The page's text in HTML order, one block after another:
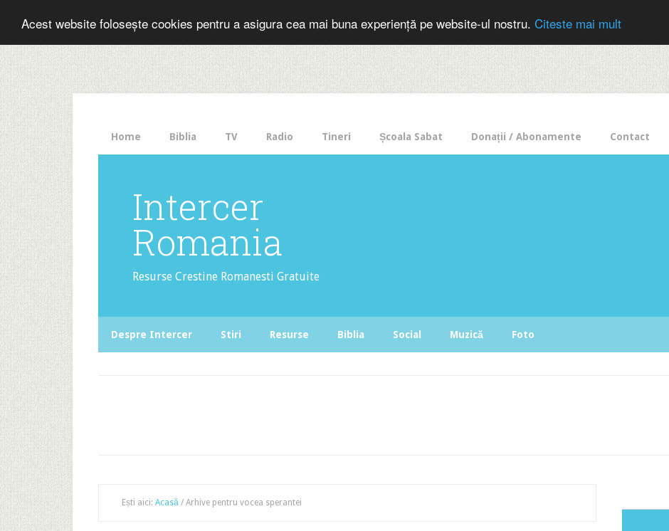
Acest website folosește cookies pentru a asigura cea mai buna experiență pe website-ul nostru. Citeste mai mult
The
HelloBar
- a
little
bar
that
gets
noticed!
Home Biblia TV Radio Tineri Școala Sabat Donații / Abonamente Contact
Intercer
Romania
Resurse Crestine Romanesti Gratuite
Despre Intercer Stiri Resurse Biblia Social Muzică Foto
Ești aici: Acasă / Arhive pentru vocea sperantei